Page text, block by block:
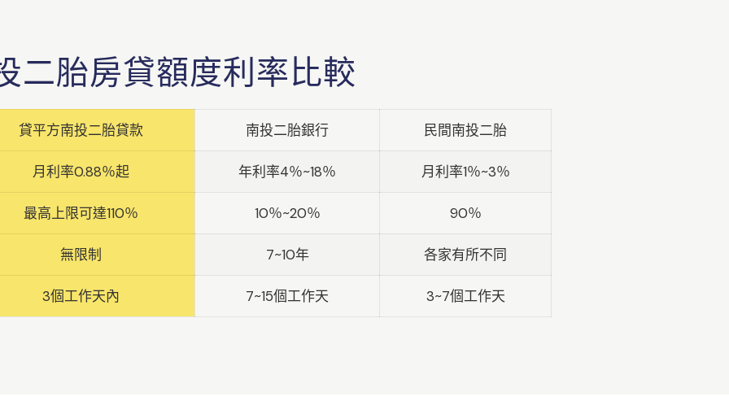
二胎房貸額度利率比較
貸平方南投二胎貸款 南投二胎銀行 民間南投二胎
月利率0.88％起 年利率4％~18％ 月利率1％~3％
最高上限可達110％ 10％~20％ 90％
無限制 7~10年 各家有所不同
3個工作天內 7~15個工作天 3~7個工作天